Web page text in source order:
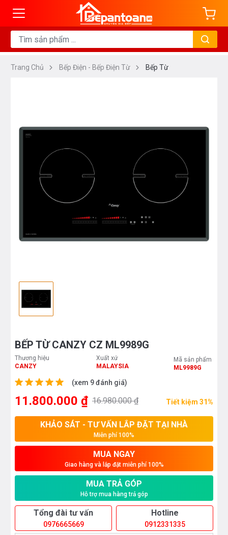
Trang Chủ Bếp Điện - Bếp Điện Từ Bếp Từ
BẾP TỪ CANZY CZ ML9989G
Thương hiệu
CANZY
Xuất xứ
MALAYSIA
Mã sản phẩm
ML9989G
(xem 9 đánh giá)
11.800.000 ₫ 16.980.000 ₫ Tiết kiệm 31%
KHẢO SÁT - TƯ VẤN LẮP ĐẶT TẠI NHÀ
Miễn phí 100%
MUA NGAY
Giao hàng và lắp đặt miễn phí 100%
MUA TRẢ GÓP
Hỗ trợ mua hàng trả góp
Tổng đài tư vấn
0976665669
Hotline
0912331335